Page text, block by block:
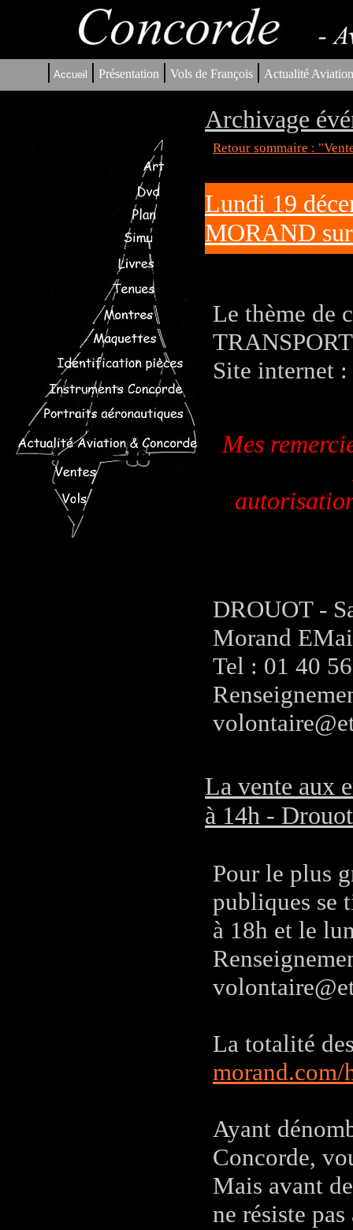
| Accueil | Présentation | Vols de François | Actualité
Archivage
Retour sommaire :
Lundi 19
MORAND
Le thème de
Site internet :
Mes
DROUOT -
Morand
Tel : 01 40
La vente aux
à 14h -
Pour le plus
publiques se
à 18h et le
La totalité
Ayant
Concorde,
Mais avant
ne résiste